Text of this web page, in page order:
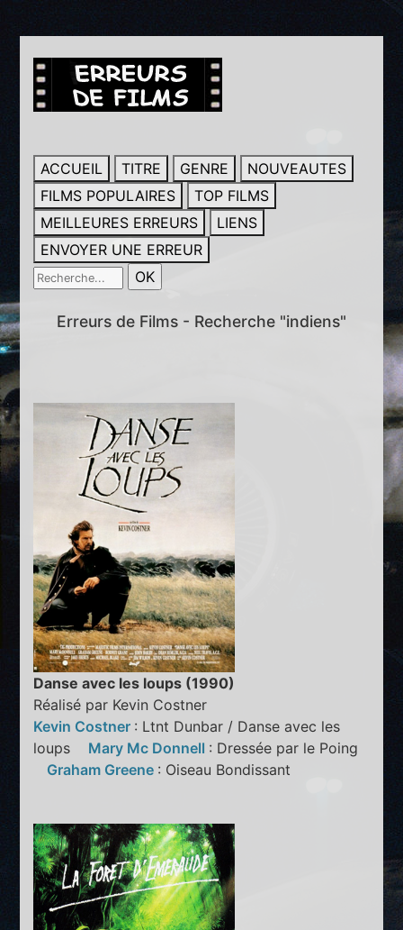
ACCUEIL TITRE GENRE
NOUVEAUTES
FILMS POPULAIRES
TOP FILMS
MEILLEURES ERREURS
LIENS
ENVOYER UNE ERREUR
Erreurs de Films - Recherche "indiens"
Danse avec les loups (1990)
Réalisé par Kevin Costner
Kevin Costner : Ltnt Dunbar / Danse avec les
loups Mary Mc Donnell : Dressée par le Poing
Graham Greene : Oiseau Bondissant